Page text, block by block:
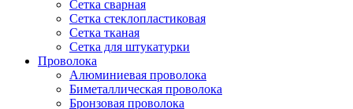
Сетка сварная
Сетка стеклопластиковая
Сетка тканая
Сетка для штукатурки
Проволока
Алюминиевая проволока
Биметаллическая проволока
Бронзовая проволока